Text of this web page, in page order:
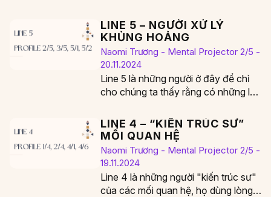
LINE 5 – NGƯỜI XỬ LÝ
KHỦNG HOẢNG
Naomi Trương - Mental Projector 2/5 -
20.11.2024
Line 5 là những người ở đây để chỉ
cho chúng ta thấy rằng có những lúc
LINE 4 – “KIẾN TRÚC SƯ”
MỐI QUAN HỆ
Naomi Trương - Mental Projector 2/5 -
19.11.2024
Line 4 là những người "kiến trúc sư"
của các mối quan hệ, họ dùng lòng